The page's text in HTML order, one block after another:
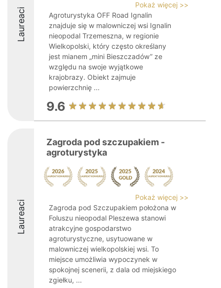
Laureaci
Pokaż więcej >>
Agroturystyka OFF Road Ignalin
znajduje się w malowniczej wsi Ignalin
nieopodal Trzemeszna, w regionie
Wielkopolski, który często określany
jest mianem „mini Bieszczadów” ze
względu na swoje wyjątkowe
krajobrazy. Obiekt zajmuje
powierzchnię ...
9.6
Laureaci
Zagroda pod szczupakiem -
agroturystyka
Pokaż więcej >>
Zagroda pod Szczupakiem położona w
Foluszu nieopodal Pleszewa stanowi
atrakcyjne gospodarstwo
agroturystyczne, usytuowane w
malowniczej wielkopolskiej wsi. To
miejsce umożliwia wypoczynek w
spokojnej scenerii, z dala od miejskiego
zgiełku, ...